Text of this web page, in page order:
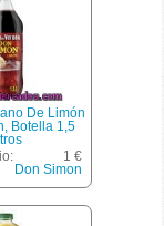
De Limón
Botella 1,5
1 €
Don Simon